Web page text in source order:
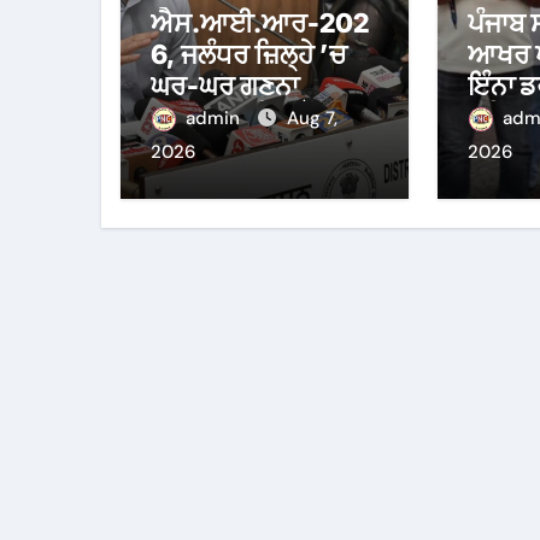
ਐਸ.ਆਈ.ਆਰ-202
6, ਜਲੰਧਰ ਜ਼ਿਲ੍ਹੇ ’ਚ
ਘਰ-ਘਰ ਗਣਨਾ
ਪੜ੍ਹਾਅ ਤਹਿਤ ਸੌ
ਫੀਸਦੀ ਕਾਰਜ
ਸਫ਼ਲਤਾਪੂਰਵਕ ਮੁਕੰਮਲ
admin
Aug 7,
2026
ਪੰਜਾਬ
ਆਖਰ
ਇੰਨਾ
ਦੌਰਾਨ
2026